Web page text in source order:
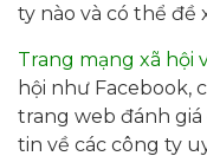
ty nào và có thể đề
Trang mạng xã hội
hội như Facebook,
trang web đánh
tin về các công ty